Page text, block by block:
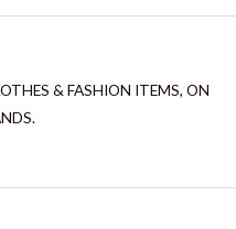
& FASHION ITEMS, ON